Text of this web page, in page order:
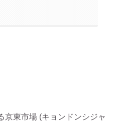
京東市場 (キョンドンシジャ